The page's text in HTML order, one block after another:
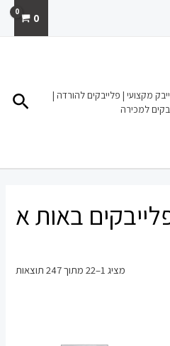
0
מקצועי | פלייבקים להורדה |
למכירה
באות א
מציג 1–22 מתוך 247 תוצאות